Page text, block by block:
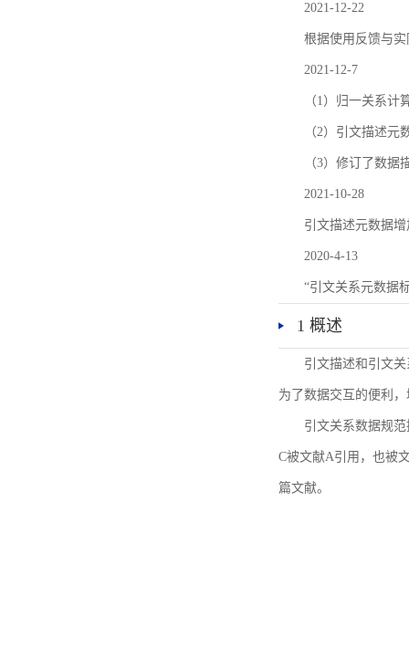
2021-12-22
根据使用反馈与
2021-12-7
（1）归一关系
（2）引文描述元
（3）修订了数据
2021-10-28
引文描述元数据增
2020-4-13
“引文关系元数据
1 概述
引文描述和引文
为了数据交互的便利
引文关系数据规
C被文献A引用，也被
篇文献。